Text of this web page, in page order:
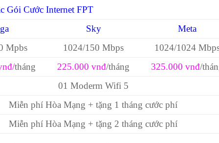
Gói Cước Internet FPT
Sky
Meta
Mpbs
1024/150 Mbps
1024/1024
tháng 225.000 vnđ/tháng 325.000 vnđ/
01 Moderm Wifi 5
Miễn phí Hòa Mạng + tặng 1 tháng cước phí
Miễn phí Hòa Mạng + tặng 2 tháng cước phí